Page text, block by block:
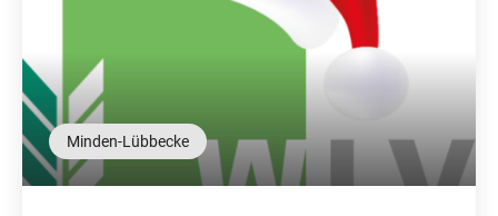
Minden-Lübbecke